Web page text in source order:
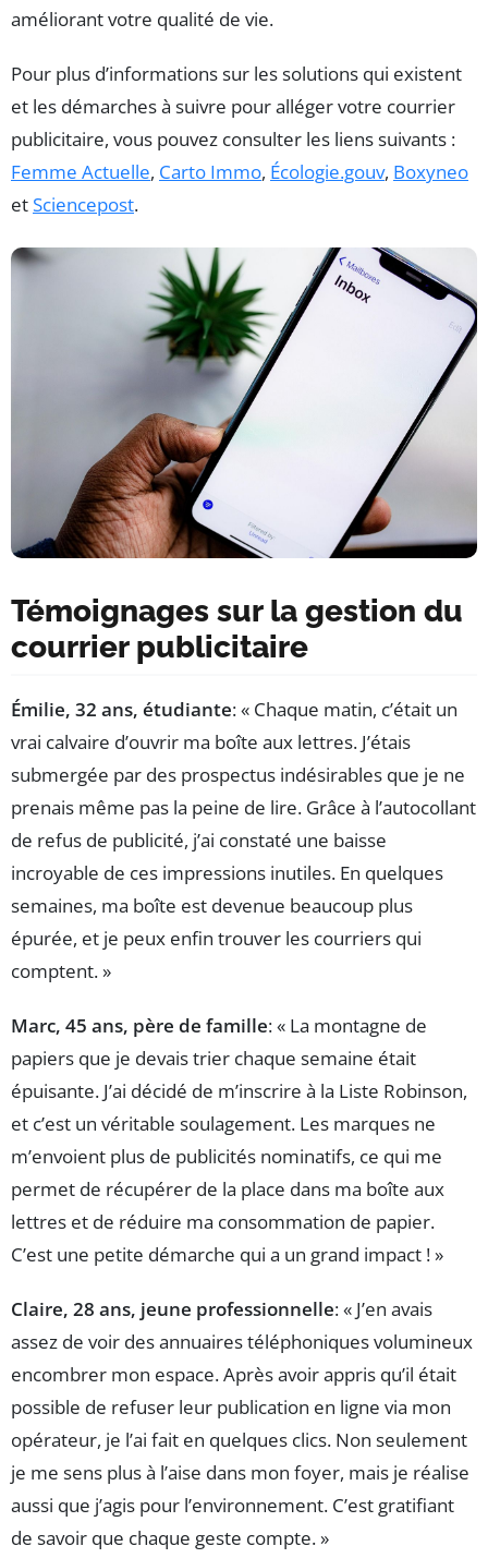
améliorant votre qualité de vie.
Pour plus d’informations sur les solutions qui existent
et les démarches à suivre pour alléger votre courrier
publicitaire, vous pouvez consulter les liens suivants :
Femme Actuelle, Carto Immo, Écologie.gouv, Boxyneo
etSciencepost.
Témoignages sur la gestion du
courrier publicitaire
Émilie, 32 ans, étudiante: « Chaque matin, c’était un
vrai calvaire d’ouvrir ma boîte aux lettres. J’étais
submergée par des prospectus indésirables que je ne
prenais même pas la peine de lire. Grâce à l’autocollant
de refus de publicité, j’ai constaté une baisse
incroyable de ces impressions inutiles. En quelques
semaines, ma boîte est devenue beaucoup plus
épurée, et je peux enfin trouver les courriers qui
comptent. »
Marc, 45 ans, père de famille: « La montagne de
papiers que je devais trier chaque semaine était
épuisante. J’ai décidé de m’inscrire à la Liste Robinson,
et c’est un véritable soulagement. Les marques ne
m’envoient plus de publicités nominatifs, ce qui me
permet de récupérer de la place dans ma boîte aux
lettres et de réduire ma consommation de papier.
C’est une petite démarche qui a un grand impact ! »
Claire, 28 ans, jeune professionnelle: « J’en avais
assez de voir des annuaires téléphoniques volumineux
encombrer mon espace. Après avoir appris qu’il était
possible de refuser leur publication en ligne via mon
opérateur, je l’ai fait en quelques clics. Non seulement
je me sens plus à l’aise dans mon foyer, mais je réalise
aussi que j’agis pour l’environnement. C’est gratifiant
de savoir que chaque geste compte. »